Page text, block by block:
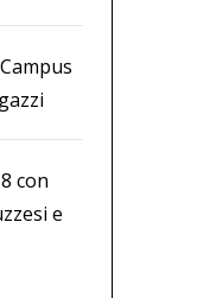
con
e